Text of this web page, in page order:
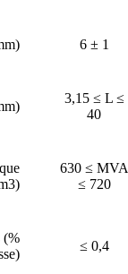
6 ± 1
3,15 ≤ L ≤
40
630 ≤ MVA
≤ 720
(%
≤ 0,4